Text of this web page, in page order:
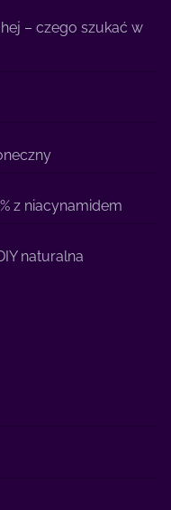
– czego szukać w
z niacynamidem
naturalna